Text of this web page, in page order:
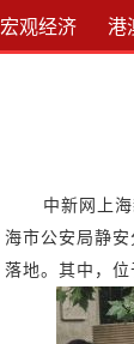
宏观经济
港
中新网上
海市公安局静
落地。其中，